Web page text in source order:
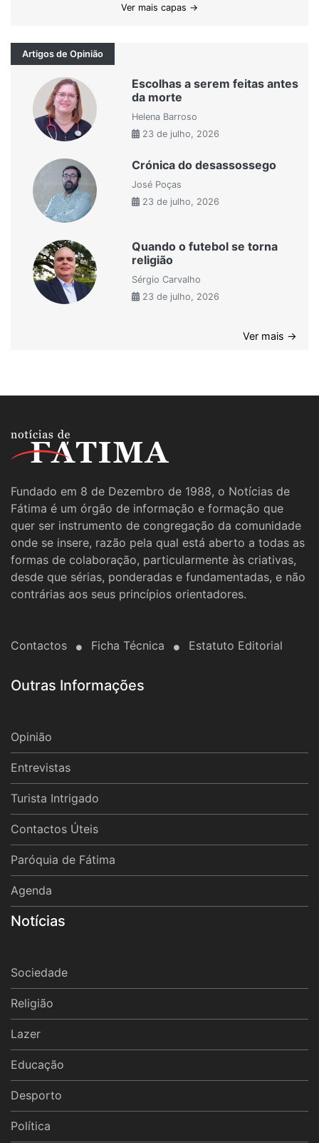
Ver mais capas →
Artigos de Opinião
Escolhas a serem feitas antes
da morte
Helena Barroso
23 de julho, 2026
Crónica do desassossego
José Poças
23 de julho, 2026
Quando o futebol se torna
religião
Sérgio Carvalho
23 de julho, 2026
Ver mais →
Fundado em 8 de Dezembro de 1988, o Notícias de
Fátima é um órgão de informação e formação que
quer ser instrumento de congregação da comunidade
onde se insere, razão pela qual está aberto a todas as
formas de colaboração, particularmente às criativas,
desde que sérias, ponderadas e fundamentadas, e não
contrárias aos seus princípios orientadores.
Contactos Ficha Técnica Estatuto Editorial
Outras Informações
Opinião
Entrevistas
Turista Intrigado
Contactos Úteis
Paróquia de Fátima
Agenda
Notícias
Sociedade
Religião
Lazer
Educação
Desporto
Política